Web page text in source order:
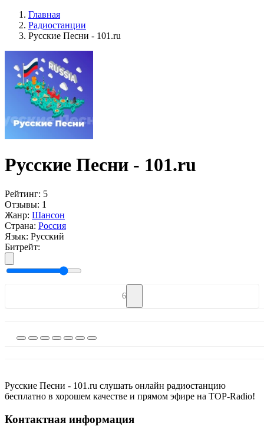
Главная
Радиостанции
Русские Песни - 101.ru
Русские Песни - 101.ru
Рейтинг: 5
Отзывы: 1
Жанр: Шансон
Страна: Россия
Язык: Русский
Битрейт:
6
Русские Песни - 101.ru слушать онлайн радиостанцию
бесплатно в хорошем качестве и прямом эфире на TOP-Radio!
Контактная информация